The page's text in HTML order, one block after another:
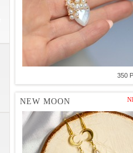
350
NEW MOON